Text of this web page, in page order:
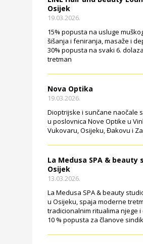
Osijek
19.03.2026.
15% popusta na usluge
šišanja i feniranja, masaže i
30% popusta na svaki 6.
tretman
Nova Optika
19.03.2026.
Dioptrijske i sunčane naočale
u poslovnica Nove Optike u
Vukovaru, Osijeku, Đakovu i
La Medusa SPA & beauty
Osijek
13.03.2026.
La Medusa SPA & beauty
u Osijeku, spaja moderne
tradicionalnim ritualima njege i
10 % popusta za članove